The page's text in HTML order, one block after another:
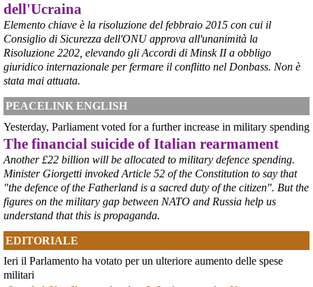
@peacelink
6/8/2026 21:36
giornalerossoblu.it/ex-ilva-sc
il Governo ha annunciato l’intenzione di predisporre un
provvedimento straordinario per attenuare le conseguenze
economiche e sociali dello stop dell’area a caldo, invitando le
rappresentanze del territorio a presentare proposte operative.
#ILVA #Taranto
dell'Ucraina
Elemento chiave è la risoluzione del febbraio 2015 con cui il
Consiglio di Sicurezza dell'ONU approva all'unanimità la
Risoluzione 2202, elevando gli Accordi di Minsk II a obbligo
giuridico internazionale per fermare il conflitto nel Donbass. Non è
stata mai attuata.
PEACELINK ENGLISH
Yesterday, Parliament voted for a further increase in military spending
The financial suicide of Italian rearmament
Another £22 billion will be allocated to military defence spending.
Minister Giorgetti invoked Article 52 of the Constitution to say that
"the defence of the Fatherland is a sacred duty of the citizen". But the
figures on the military gap between NATO and Russia help us
understand that this is propaganda.
EDITORIALE
Ieri il Parlamento ha votato per un ulteriore aumento delle spese
militari